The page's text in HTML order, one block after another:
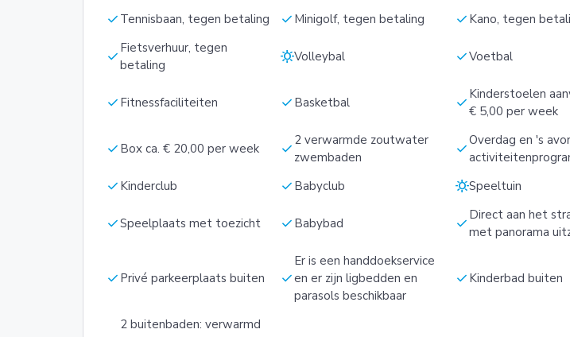
check Tennisbaan, tegen betaling check Minigolf, tegen betaling check Kano, tegen
check Fietsverhuur, tegen
betaling
sunnyVolleybal checkVoetbal
check Fitnessfaciliteiten check Basketbal check Kinderstoelen
€ 5,00 per week
check Box ca. € 20,00 per week check 2 verwarmde zoutwater
zwembaden
checkOverdag en 's
check Kinderclub check Babyclub sunnySpeeltuin
checkSpeelplaats met toezicht check Babybad check Direct aan het
met panorama
check Privé parkeerplaats buiten check
Er is een handdoekservice
en er zijn ligbedden en
parasols beschikbaar
check Kinderbad buiten
2 buitenbaden: verwarmd